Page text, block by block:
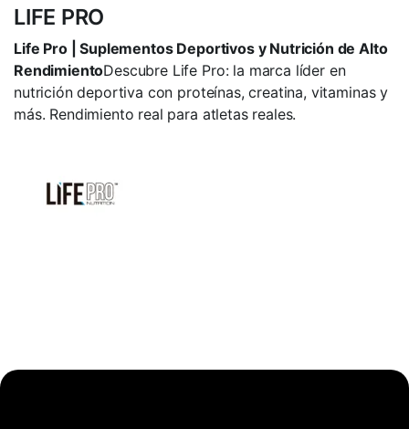
LIFE PRO
Life Pro | Suplementos Deportivos y Nutrición de Alto
RendimientoDescubre Life Pro: la marca líder en
nutrición deportiva con proteínas, creatina, vitaminas y
más. Rendimiento real para atletas reales.